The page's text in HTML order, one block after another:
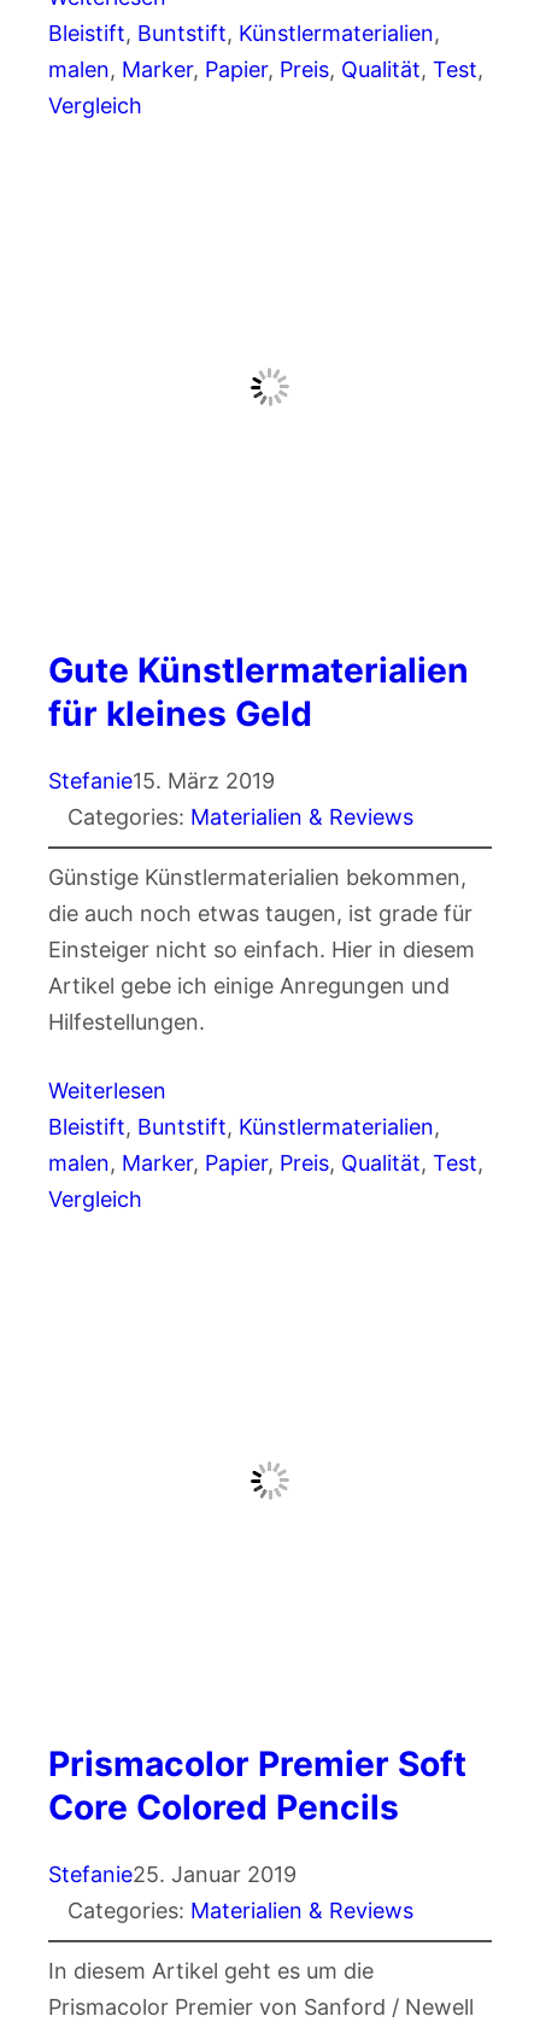
Bleistift, Buntstift, Künstlermaterialien
malen, Marker, Papier, Preis, Qualität, Test
Vergleich
Gute Künstlermaterialien
für kleines Geld
Stefanie15. März 2019
Categories: Materialien & Reviews
Günstige Künstlermaterialien bekommen,
die auch noch etwas taugen, ist grade für
Einsteiger nicht so einfach. Hier in diesem
Artikel gebe ich einige Anregungen und
Hilfestellungen.
Weiterlesen
Bleistift, Buntstift, Künstlermaterialien
malen, Marker, Papier, Preis, Qualität, Test
Vergleich
Prismacolor Premier Soft
Core Colored Pencils
Stefanie25. Januar 2019
Categories: Materialien & Reviews
In diesem Artikel geht es um die
Prismacolor Premier von Sanford / Newell